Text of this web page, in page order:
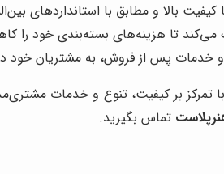
کیفیت بالا و مطابق با استانداردهای
می‌کند تا هزینه‌های بسته‌بندی خود را
و خدمات پس از فروش، به مشتریان خود
با تمرکز بر کیفیت، تنوع و خدمات
تماس بگیرید.